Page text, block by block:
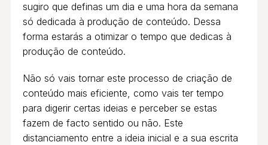
sugiro que definas um dia e uma hora da semana
só dedicada à produção de conteúdo. Dessa
forma estarás a otimizar o tempo que dedicas à
produção de conteúdo.
Não só vais tornar este processo de criação de
conteúdo mais eficiente, como vais ter tempo
para digerir certas ideias e perceber se estas
fazem de facto sentido ou não. Este
distanciamento entre a ideia inicial e a sua escrita